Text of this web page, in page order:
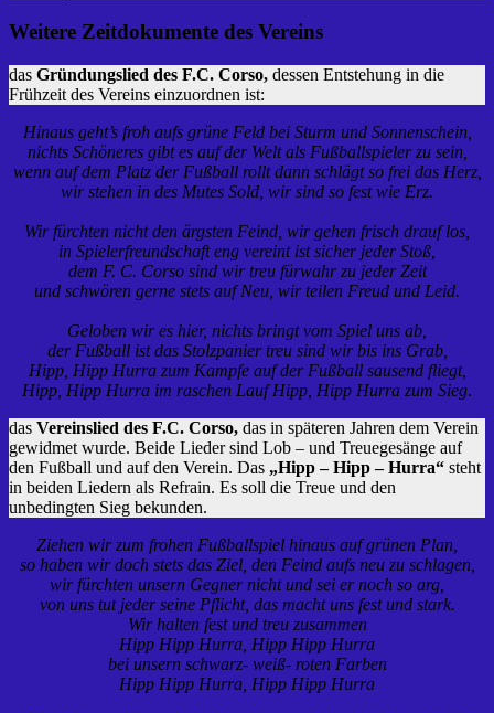
Weitere Zeitdokumente des Vereins
das Gründungslied des F.C. Corso, dessen Entstehung in die
Frühzeit des Vereins einzuordnen ist:
Hinaus geht’s froh aufs grüne Feld bei Sturm und Sonnenschein,
nichts Schöneres gibt es auf der Welt als Fußballspieler zu sein,
wenn auf dem Platz der Fußball rollt dann schlägt so frei das Herz,
wir stehen in des Mutes Sold, wir sind so fest wie Erz.
Wir fürchten nicht den ärgsten Feind, wir gehen frisch drauf los,
in Spielerfreundschaft eng vereint ist sicher jeder Stoß,
dem F. C. Corso sind wir treu fürwahr zu jeder Zeit
und schwören gerne stets auf Neu, wir teilen Freud und Leid.
Geloben wir es hier, nichts bringt vom Spiel uns ab,
der Fußball ist das Stolzpanier treu sind wir bis ins Grab,
Hipp, Hipp Hurra zum Kampfe auf der Fußball sausend fliegt,
Hipp, Hipp Hurra im raschen Lauf Hipp, Hipp Hurra zum Sieg.
das Vereinslied des F.C. Corso, das in späteren Jahren dem Verein
gewidmet wurde. Beide Lieder sind Lob – und Treuegesänge auf
den Fußball und auf den Verein. Das „Hipp – Hipp – Hurra“ steht
in beiden Liedern als Refrain. Es soll die Treue und den
unbedingten Sieg bekunden.
Ziehen wir zum frohen Fußballspiel hinaus auf grünen Plan,
so haben wir doch stets das Ziel, den Feind aufs neu zu schlagen,
wir fürchten unsern Gegner nicht und sei er noch so arg,
von uns tut jeder seine Pflicht, das macht uns fest und stark.
Wir halten fest und treu zusammen
Hipp Hipp Hurra, Hipp Hipp Hurra
bei unsern schwarz- weiß- roten Farben
Hipp Hipp Hurra, Hipp Hipp Hurra